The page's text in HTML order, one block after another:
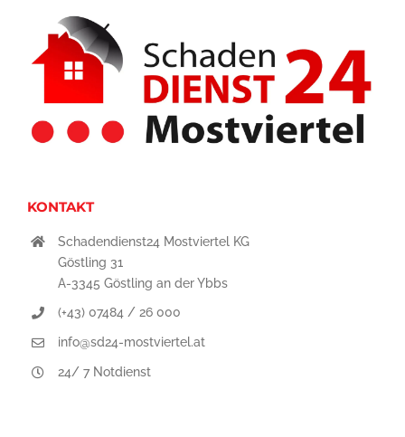
KONTAKT
Schadendienst24 Mostviertel KG
Göstling 31
A-3345 Göstling an der Ybbs
(+43) 07484 / 26 000
info@sd24-mostviertel.at
24/ 7 Notdienst